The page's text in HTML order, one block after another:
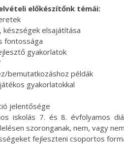
előkészítőnk témái:
készségek elsajátítása
fontossága
gyakorlatok
bemutatkozáshoz példák
gyakorlatokkal
jelentősége
iskolás 7. és 8. évfolyamos
szoronganak, nem, vagy
fejleszteni csoportos